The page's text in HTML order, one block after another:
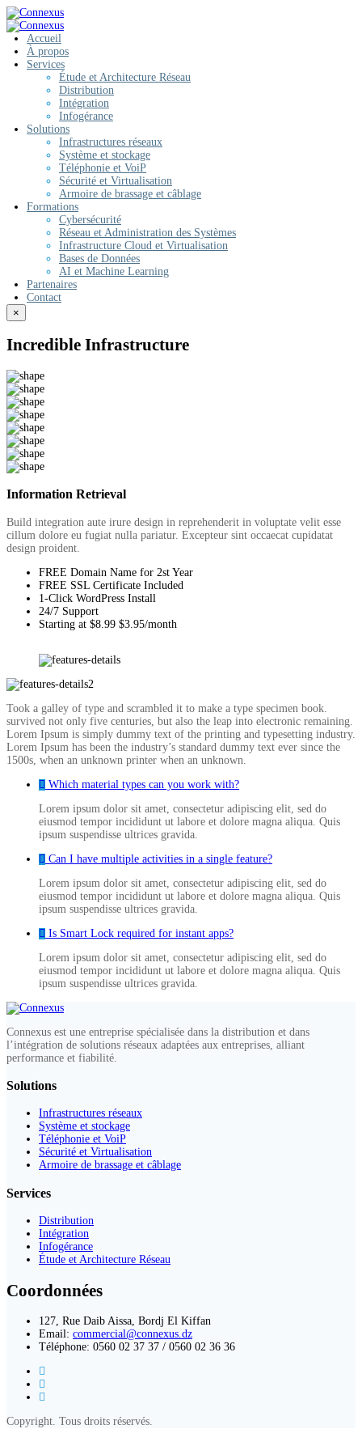
Accueil
À propos
Services
Étude et Architecture Réseau
Distribution
Intégration
Infogérance
Solutions
Infrastructures réseaux
Système et stockage
Téléphonie et VoiP
Sécurité et Virtualisation
Armoire de brassage et câblage
Formations
Cybersécurité
Réseau et Administration des Systèmes
Infrastructure Cloud et Virtualisation
Bases de Données
AI et Machine Learning
Partenaires
Contact
×
Incredible Infrastructure
Information Retrieval
Build integration aute irure design in reprehenderit in voluptate velit esse
cillum dolore eu fugiat nulla pariatur. Excepteur sint occaecat cupidatat
design proident.
FREE Domain Name for 2st Year
FREE SSL Certificate Included
1-Click WordPress Install
24/7 Support
Starting at $8.99 $3.95/month
Took a galley of type and scrambled it to make a type specimen book.
survived not only five centuries, but also the leap into electronic remaining.
Lorem Ipsum is simply dummy text of the printing and typesetting industry.
Lorem Ipsum has been the industry’s standard dummy text ever since the
1500s, when an unknown printer when an unknown.
Which material types can you work with?
Lorem ipsum dolor sit amet, consectetur adipiscing elit, sed do
eiusmod tempor incididunt ut labore et dolore magna aliqua. Quis
ipsum suspendisse ultrices gravida.
Can I have multiple activities in a single feature?
Lorem ipsum dolor sit amet, consectetur adipiscing elit, sed do
eiusmod tempor incididunt ut labore et dolore magna aliqua. Quis
ipsum suspendisse ultrices gravida.
Is Smart Lock required for instant apps?
Lorem ipsum dolor sit amet, consectetur adipiscing elit, sed do
eiusmod tempor incididunt ut labore et dolore magna aliqua. Quis
ipsum suspendisse ultrices gravida.
Connexus est une entreprise spécialisée dans la distribution et dans
l’intégration de solutions réseaux adaptées aux entreprises, alliant
performance et fiabilité.
Solutions
Infrastructures réseaux
Système et stockage
Téléphonie et VoiP
Sécurité et Virtualisation
Armoire de brassage et câblage
Services
Distribution
Intégration
Infogérance
Étude et Architecture Réseau
Coordonnées
127, Rue Daib Aissa, Bordj El Kiffan
Email: commercial@connexus.dz
Téléphone: 0560 02 37 37 / 0560 02 36 36
Copyright. Tous droits réservés.